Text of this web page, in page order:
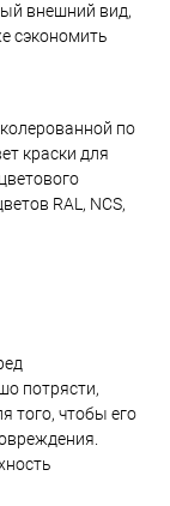
внешний вид,
сэкономить
по
краски для
RAL, NCS,
потрясти,
того, чтобы его